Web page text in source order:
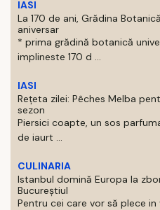
IASI
La 170 de ani, Grădina
aniversar
* prima grădină botanică
implineste 170 d ...
IASI
Rețeta zilei: Pêches Melba
sezon
Piersici coapte, un sos
de iaurt ...
CULINARIA
Istanbul domină Europa la
Bucureștiul
Pentru cei care vor să plece